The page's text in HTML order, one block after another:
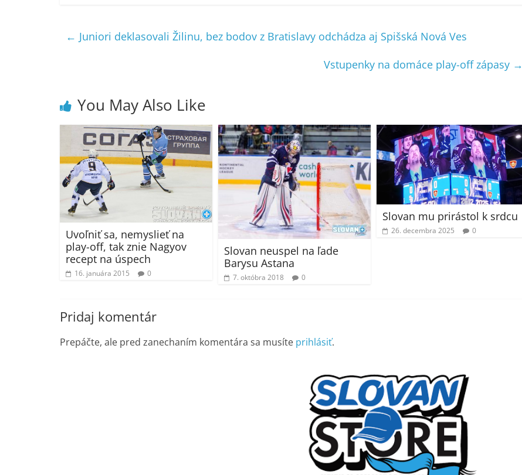
← Juniori deklasovali Žilinu, bez bodov z Bratislavy odchádza aj Spišská Nová Ves
Vstupenky na domáce play-off zápasy →
You May Also Like
Uvoľniť sa, nemyslieť na
play-off, tak znie Nagyov
recept na úspech
16. januára 2015 0
Slovan neuspel na ľade
Barysu Astana
7. októbra 2018 0
Slovan mu prirástol k srdcu
26. decembra 2025 0
Pridaj komentár
Prepáčte, ale pred zanechaním komentára sa musíte prihlásiť.